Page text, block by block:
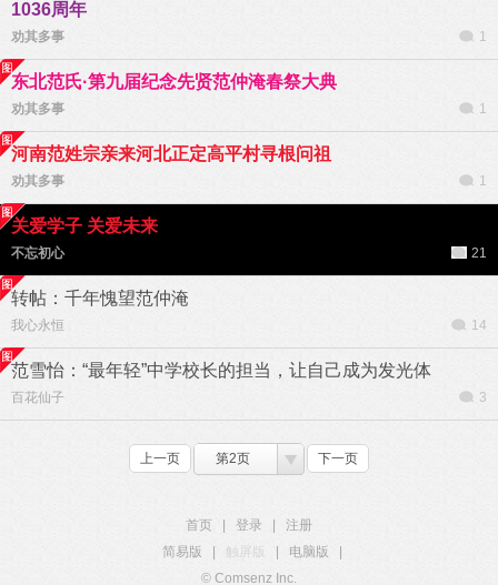
1036周年
劝其多事 1
东北范氏·第九届纪念先贤范仲淹春祭大典
劝其多事 1
河南范姓宗亲来河北正定高平村寻根问祖
劝其多事 1
关爱学子 关爱未来
不忘初心 21
转帖：千年愧望范仲淹
我心永恒 14
范雪怡：“最年轻”中学校长的担当，让自己成为发光体
百花仙子 3
上一页 第2页 下一页
首页 登录
注册
简易版
触屏版 电脑版
© Comsenz Inc.